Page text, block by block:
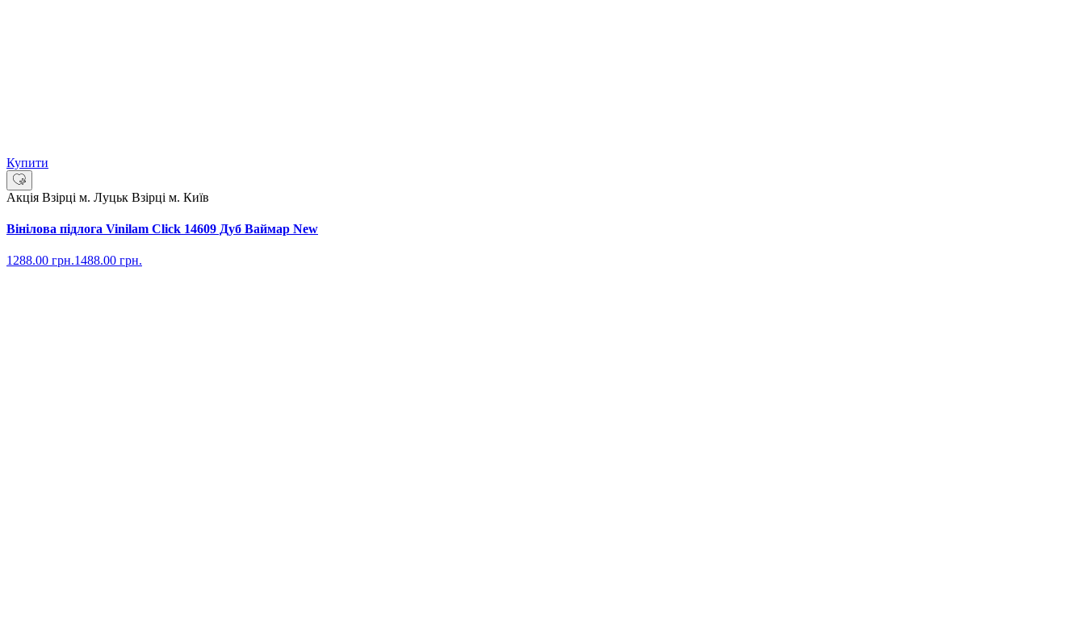
Купити
Акція Взірці м. Луцьк Взірці м. Київ
Вінілова підлога Vinilam Click 14609 Дуб Ваймар New
1288.00 грн.1488.00 грн.